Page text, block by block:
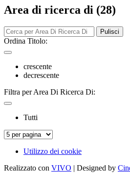
Area di ricerca di (28)
Pulisci
Ordina Titolo:
crescente
decrescente
Filtra per Area Di Ricerca Di:
Tutti
Utilizzo dei cookie
Realizzato con VIVO | Designed by